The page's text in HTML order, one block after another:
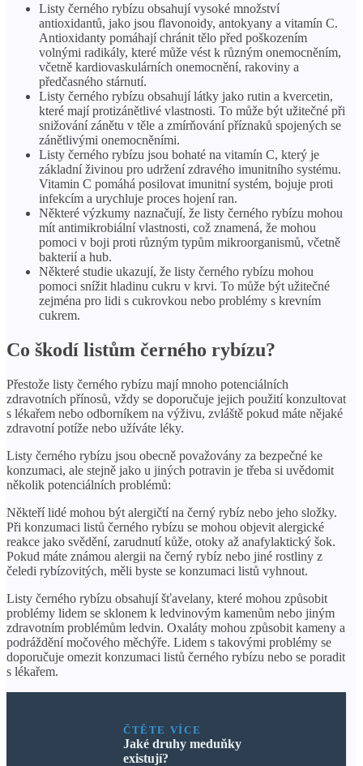
Listy černého rybízu obsahují vysoké množství
antioxidantů, jako jsou flavonoidy, antokyany a vitamín C.
Antioxidanty pomáhají chránit tělo před poškozením
volnými radikály, které může vést k různým onemocněním,
včetně kardiovaskulárních onemocnění, rakoviny a
předčasného stárnutí.
Listy černého rybízu obsahují látky jako rutin a kvercetin,
které mají protizánětlivé vlastnosti. To může být užitečné při
snižování zánětu v těle a zmírňování příznaků spojených se
zánětlivými onemocněními.
Listy černého rybízu jsou bohaté na vitamín C, který je
základní živinou pro udržení zdravého imunitního systému.
Vitamin C pomáhá posilovat imunitní systém, bojuje proti
infekcím a urychluje proces hojení ran.
Některé výzkumy naznačují, že listy černého rybízu mohou
mít antimikrobiální vlastnosti, což znamená, že mohou
pomoci v boji proti různým typům mikroorganismů, včetně
bakterií a hub.
Některé studie ukazují, že listy černého rybízu mohou
pomoci snížit hladinu cukru v krvi. To může být užitečné
zejména pro lidi s cukrovkou nebo problémy s krevním
cukrem.
Co škodí listům černého rybízu?
Přestože listy černého rybízu mají mnoho potenciálních
zdravotních přínosů, vždy se doporučuje jejich použití konzultovat
s lékařem nebo odborníkem na výživu, zvláště pokud máte nějaké
zdravotní potíže nebo užíváte léky.
Listy černého rybízu jsou obecně považovány za bezpečné ke
konzumaci, ale stejně jako u jiných potravin je třeba si uvědomit
několik potenciálních problémů:
Někteří lidé mohou být alergičtí na černý rybíz nebo jeho složky.
Při konzumaci listů černého rybízu se mohou objevit alergické
reakce jako svědění, zarudnutí kůže, otoky až anafylaktický šok.
Pokud máte známou alergii na černý rybíz nebo jiné rostliny z
čeledi rybízovitých, měli byste se konzumaci listů vyhnout.
Listy černého rybízu obsahují šťavelany, které mohou způsobit
problémy lidem se sklonem k ledvinovým kamenům nebo jiným
zdravotním problémům ledvin. Oxaláty mohou způsobit kameny a
podráždění močového měchýře. Lidem s takovými problémy se
doporučuje omezit konzumaci listů černého rybízu nebo se poradit
s lékařem.
ČTĚTE VÍCE
Jaké druhy meduňky
existují?